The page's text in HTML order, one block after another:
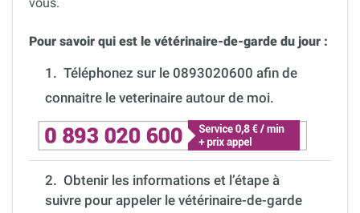
Pour savoir qui est le vétérinaire-de-garde du jour :
1. Téléphonez sur le 0893020600 afin de
connaitre le veterinaire autour de moi.
2. Obtenir les informations et l’étape à
suivre pour appeler le vétérinaire-de-garde